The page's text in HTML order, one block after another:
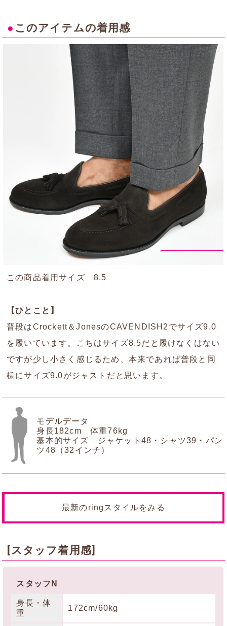
● このアイテムの着用感
この商品着用サイズ 8.5
【ひとこと】
普段はCrockett＆JonesのCAVENDISH2でサイズ9.0
を履いています。こちはサイズ8.5だと履けなくはない
ですが少し小さく感じるため、本来であれば普段と同
様にサイズ9.0がジャストだと思います。
モデルデータ
身長182cm 体重76kg
基本的サイズ ジャケット48・シャツ39・パン
ツ48（32インチ）
最新のringスタイルをみる
[スタッフ着用感]
スタッフN
身長・体
重
172cm/60kg